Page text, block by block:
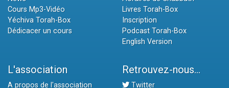
Cours Mp3-Vidéo
Yéchiva Torah-Box
Dédicacer un cours
Livres Torah-Box
Inscription
Podcast Torah-Box
English Version
L'association
A propos de l'association
Retrouvez-nous...
Twitter